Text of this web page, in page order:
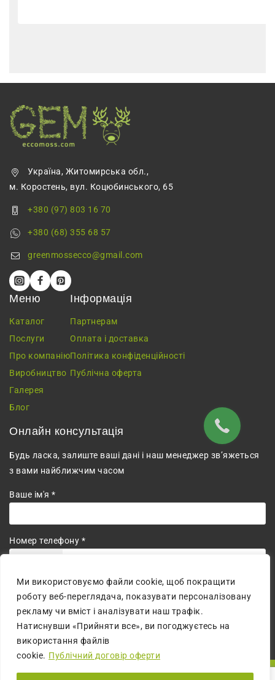
Ми використовуємо файли cookie, щоб покращити
роботу веб-переглядача, показувати персоналізовану
рекламу чи вміст і аналізувати наш трафік.
Натиснувши «Прийняти все», ви погоджуєтесь на
використання файлів
cookie. Публічний договір оферти
Україна, Житомирська обл.,
м. Коростень, вул. Коцюбинського, 65
+380 (97) 803 16 70
+380 (68) 355 68 57
greenmossecco@gmail.com
Меню
Каталог
Послуги
Про компанію
Виробництво
Галерея
Блог
Інформація
Партнерам
Оплата і доставка
Політика конфіденційності
Публічна оферта
Онлайн консультація
Будь ласка, залиште ваші дані і наш менеджер зв’яжеться
з вами найближчим часом
Ваше ім'я *
Номер телефону *
Погоджуюсь на обробку персональних даних.